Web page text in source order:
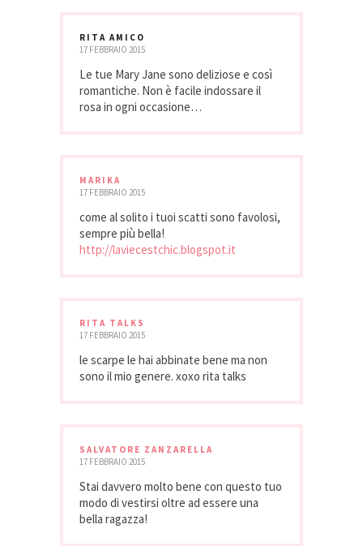
RITA AMICO
17 FEBBRAIO 2015
Le tue Mary Jane sono deliziose e così
romantiche. Non è facile indossare il
rosa in ogni occasione…
MARIKA
17 FEBBRAIO 2015
come al solito i tuoi scatti sono favolosi,
sempre più bella!
http://laviecestchic.blogspot.it
RITA TALKS
17 FEBBRAIO 2015
le scarpe le hai abbinate bene ma non
sono il mio genere. xoxo rita talks
SALVATORE ZANZARELLA
17 FEBBRAIO 2015
Stai davvero molto bene con questo tuo
modo di vestirsi oltre ad essere una
bella ragazza!